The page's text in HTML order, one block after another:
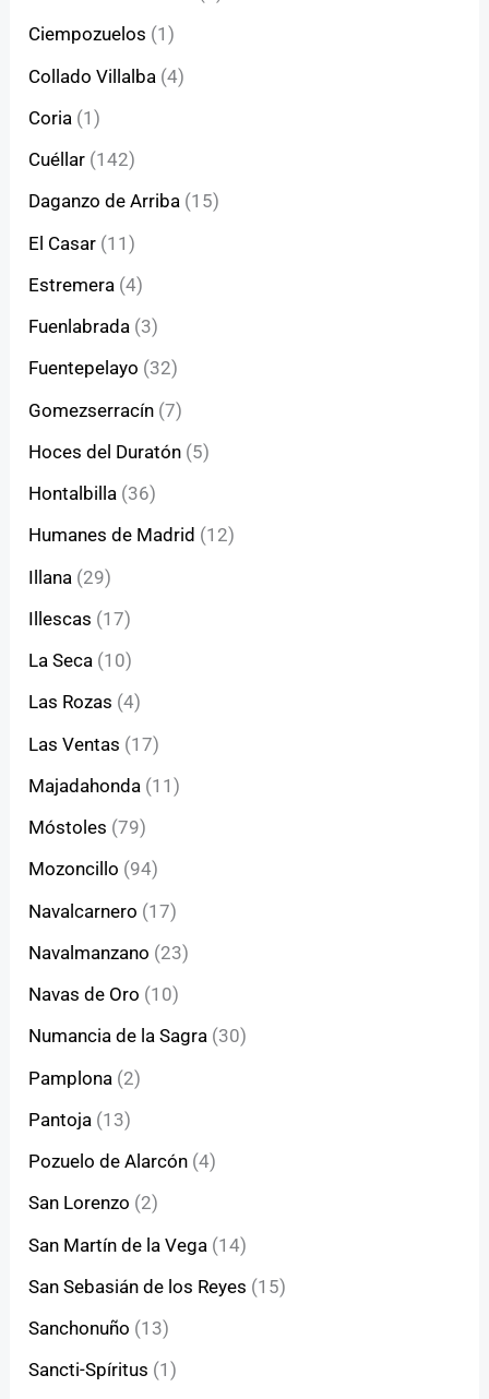
Ciempozuelos (1)
Collado Villalba (4)
Coria (1)
Cuéllar (142)
Daganzo de Arriba (15)
El Casar (11)
Estremera (4)
Fuenlabrada (3)
Fuentepelayo (32)
Gomezserracín (7)
Hoces del Duratón (5)
Hontalbilla (36)
Humanes de Madrid (12)
Illana (29)
Illescas (17)
La Seca (10)
Las Rozas (4)
Las Ventas (17)
Majadahonda (11)
Móstoles (79)
Mozoncillo (94)
Navalcarnero (17)
Navalmanzano (23)
Navas de Oro (10)
Numancia de la Sagra (30)
Pamplona (2)
Pantoja (13)
Pozuelo de Alarcón (4)
San Lorenzo (2)
San Martín de la Vega (14)
San Sebasián de los Reyes (15)
Sanchonuño (13)
Sancti-Spíritus (1)